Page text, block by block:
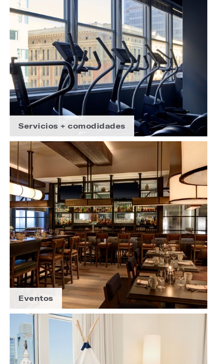
Servicios + comodidades
Eventos